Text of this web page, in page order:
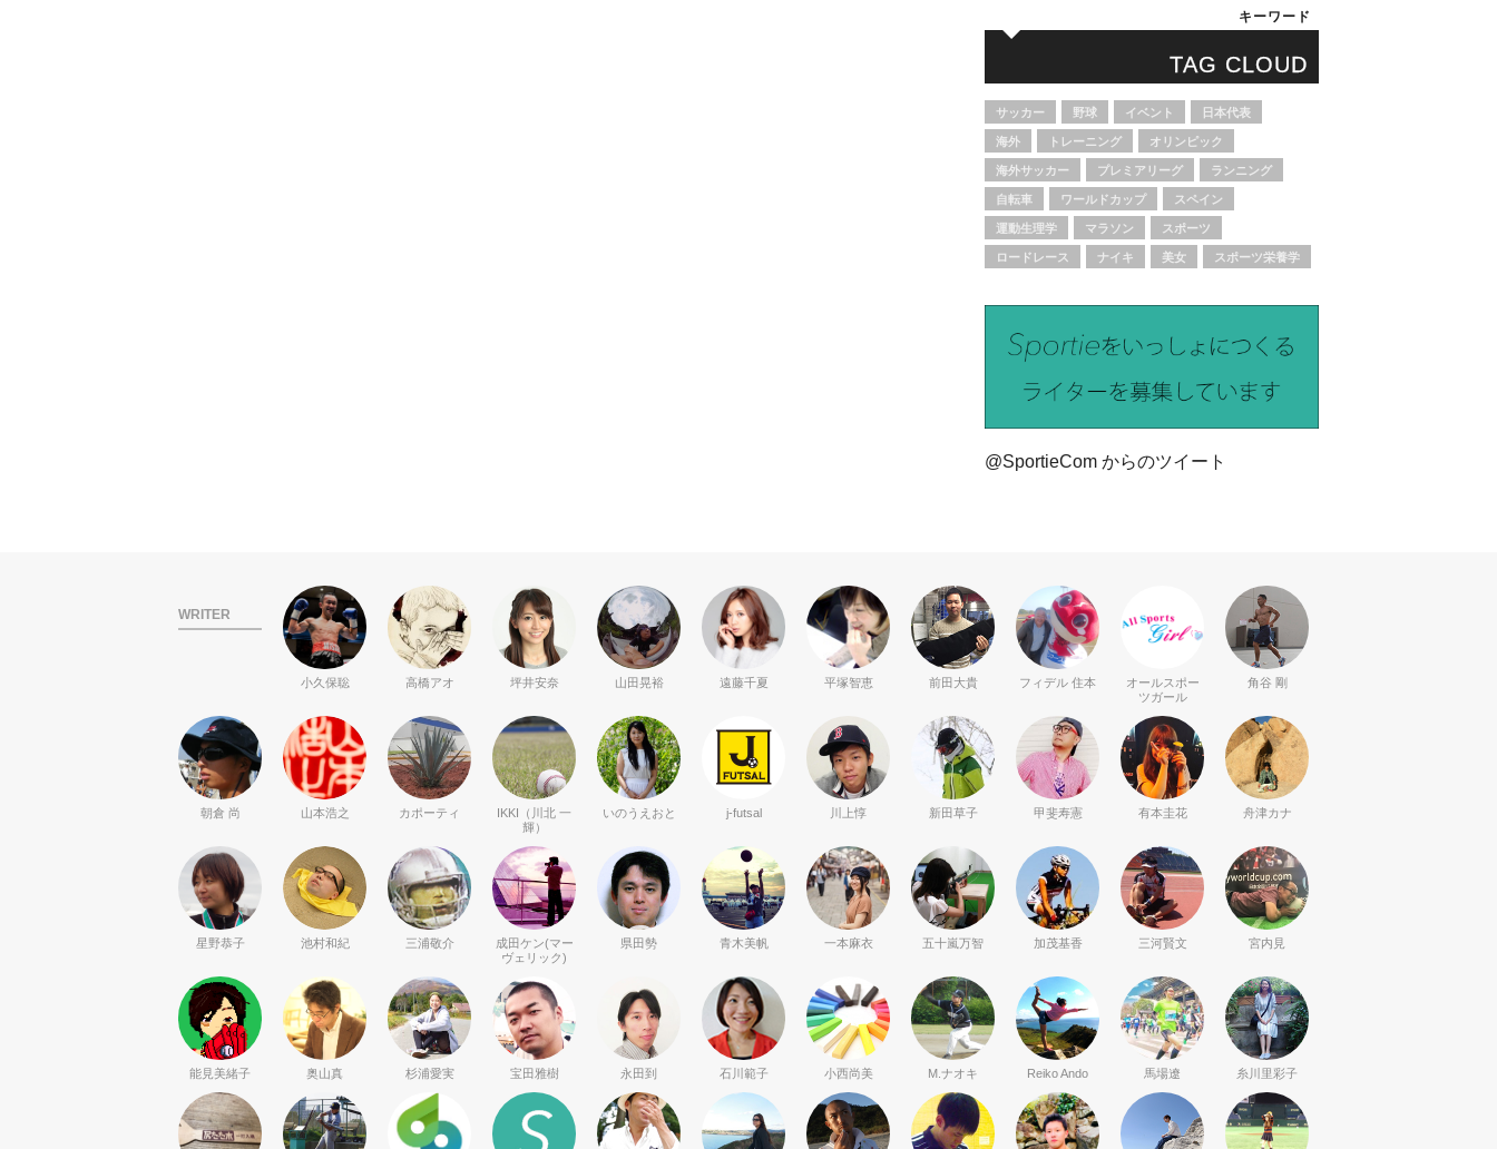
TAG CLOUD
キーワード
サッカー 野球 イベント 日本代表
海外 トレーニング オリンピック
海外サッカー プレミアリーグ ランニング
自転車 ワールドカップ スペイン
運動生理学 マラソン スポーツ
ロードレース ナイキ 美女 スポーツ栄養学
@SportieCom からのツイート
WRITER
小久保聡 高橋アオ 坪井安奈 山田晃裕 遠藤千夏 平塚智恵 前田大貴 フィデル 住本
オールスポー
ツガール
角谷 剛
朝倉 尚 山本浩之 カポーティ
IKKI（川北 一
輝）
いのうえおと j-futsal 川上惇 新田草子 甲斐寿憲 有本圭花 舟津カナ
星野恭子 池村和紀 三浦敬介
成田ケン(マー
ヴェリック)
県田勢 青木美帆 一本麻衣 五十嵐万智 加茂基香 三河賢文 宮内見
能見美緒子 奥山真 杉浦愛実 宝田雅樹 永田到 石川範子 小西尚美 M.ナオキ Reiko Ando 馬場遼 糸川里彩子